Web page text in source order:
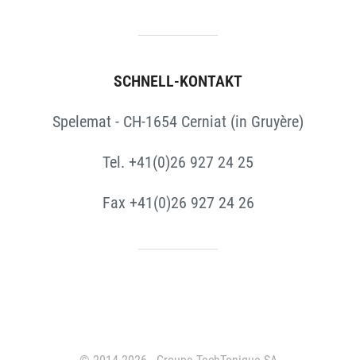
SCHNELL-KONTAKT
Spelemat - CH-1654 Cerniat (in Gruyère)
Tel. +41(0)26 927 24 25
Fax +41(0)26 927 24 26